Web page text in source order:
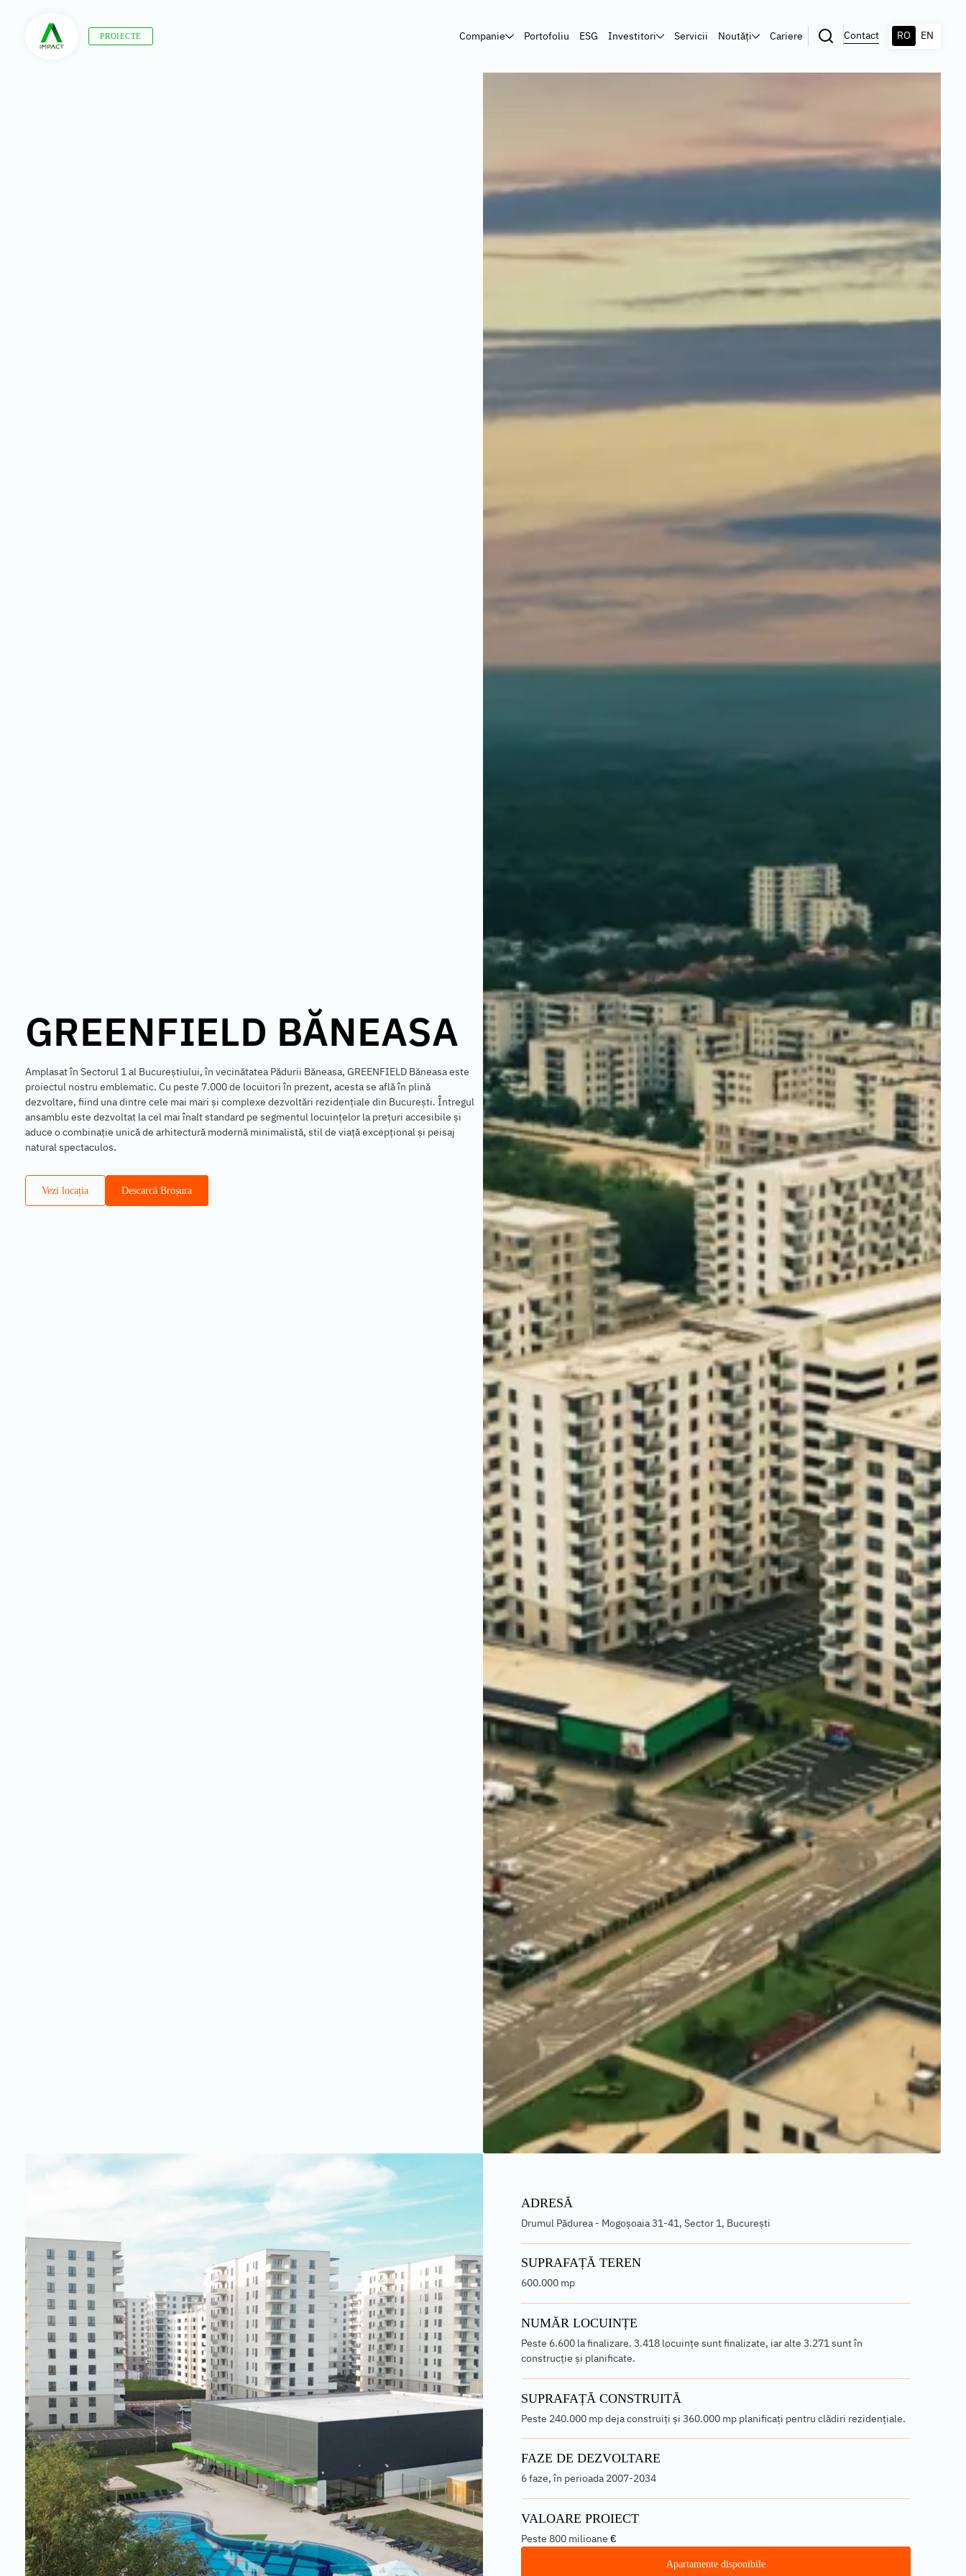
PROIECTE Companie Portofoliu ESG Investitori Servicii Noutăți Cariere Contact RO EN
GREENFIELD BĂNEASA
Amplasat în Sectorul 1 al Bucureștiului, în vecinătatea Pădurii Băneasa, GREENFIELD Băneasa este
proiectul nostru emblematic. Cu peste 7.000 de locuitori în prezent, acesta se află în plină
dezvoltare, fiind una dintre cele mai mari și complexe dezvoltări rezidențiale din București. Întregul
ansamblu este dezvoltat la cel mai înalt standard pe segmentul locuințelor la prețuri accesibile și
aduce o combinație unică de arhitectură modernă minimalistă, stil de viață excepțional și peisaj
natural spectaculos.
Vezi locația Descarcă Broșura
ADRESĂ
Drumul Pădurea - Mogoșoaia 31-41, Sector 1, București
SUPRAFAȚĂ TEREN
600.000 mp
NUMĂR LOCUINȚE
Peste 6.600 la finalizare. 3.418 locuințe sunt finalizate, iar alte 3.271 sunt în
construcție și planificate.
SUPRAFAȚĂ CONSTRUITĂ
Peste 240.000 mp deja construiți și 360.000 mp planificați pentru clădiri rezidențiale.
FAZE DE DEZVOLTARE
6 faze, în perioada 2007-2034
VALOARE PROIECT
Peste 800 milioane €
Apartamente disponibile